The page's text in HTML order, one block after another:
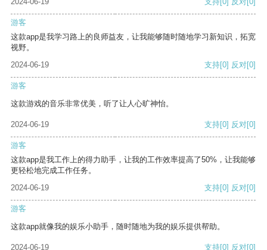
游客
这款app是我学习路上的良师益友，让我能够随时随地学习新知识，拓宽
视野。
2024-06-19
支持[0] 反对[0]
游客
这款游戏的音乐非常优美，听了让人心旷神怡。
2024-06-19 支持[0] 反对[0]
游客
这款app是我工作上的得力助手，让我的工作效率提高了50%，让我能够
更轻松地完成工作任务。
2024-06-19
支持[0] 反对[0]
游客
这款app就像我的娱乐小助手，随时随地为我的娱乐提供帮助。
2024-06-19 支持[0] 反对[0]